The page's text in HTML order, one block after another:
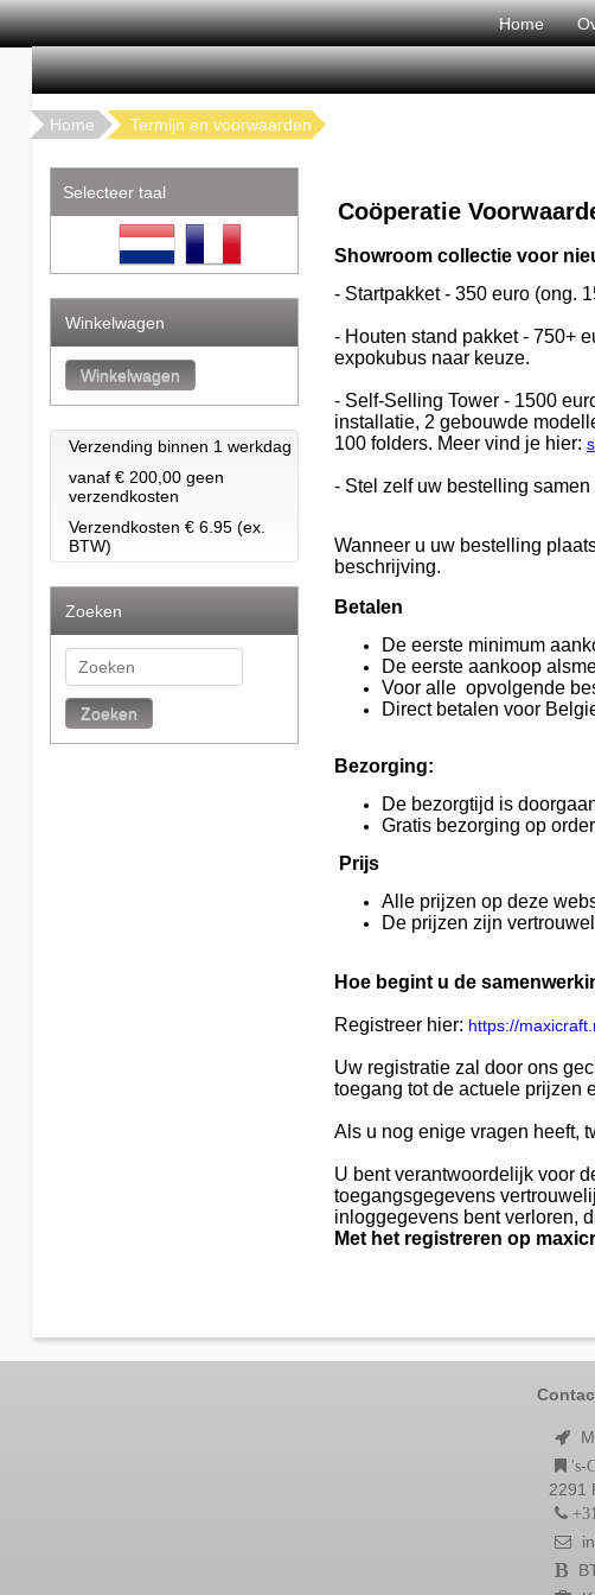
Home
Home Termijn en voorwaarden
Selecteer taal
Winkelwagen
Verzending binnen 1 werkdag
vanaf € 200,00 geen
verzendkosten
Verzendkosten € 6.95 (ex.
BTW)
Zoeken
Zoeken
Coöperatie
Showroom collectie voor
- Startpakket - 350 euro (ong.
- Houten stand pakket - 750+
expokubus naar keuze.
- Self-Selling Tower - 1500
installatie, 2 gebouwde
100 folders. Meer vind je hier:
- Stel zelf uw bestelling
Wanneer u uw bestelling
beschrijving.
Betalen
De eerste minimum
De eerste aankoop
Voor alle opvolgende
Direct betalen voor
Bezorging:
De bezorgtijd is
Gratis bezorging op
Prijs
Alle prijzen op deze
De prijzen zijn
Hoe begint u de
Registreer hier: https://
Uw registratie zal door ons
toegang tot de actuele prijzen
Als u nog enige vragen heeft,
U bent verantwoordelijk voor
toegangsgegevens
inloggegevens bent verloren,
Met het registreren op
's-
2291